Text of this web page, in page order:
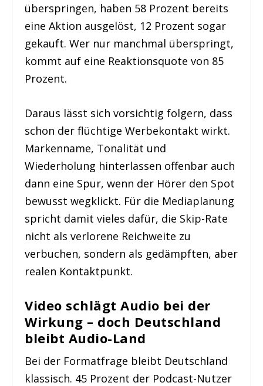
überspringen, haben 58 Prozent bereits
eine Aktion ausgelöst, 12 Prozent sogar
gekauft. Wer nur manchmal überspringt,
kommt auf eine Reaktionsquote von 85
Prozent.
Daraus lässt sich vorsichtig folgern, dass
schon der flüchtige Werbekontakt wirkt.
Markenname, Tonalität und
Wiederholung hinterlassen offenbar auch
dann eine Spur, wenn der Hörer den Spot
bewusst wegklickt. Für die Mediaplanung
spricht damit vieles dafür, die Skip-Rate
nicht als verlorene Reichweite zu
verbuchen, sondern als gedämpften, aber
realen Kontaktpunkt.
Video schlägt Audio bei der
Wirkung – doch Deutschland
bleibt Audio-Land
Bei der Formatfrage bleibt Deutschland
klassisch. 45 Prozent der Podcast-Nutzer